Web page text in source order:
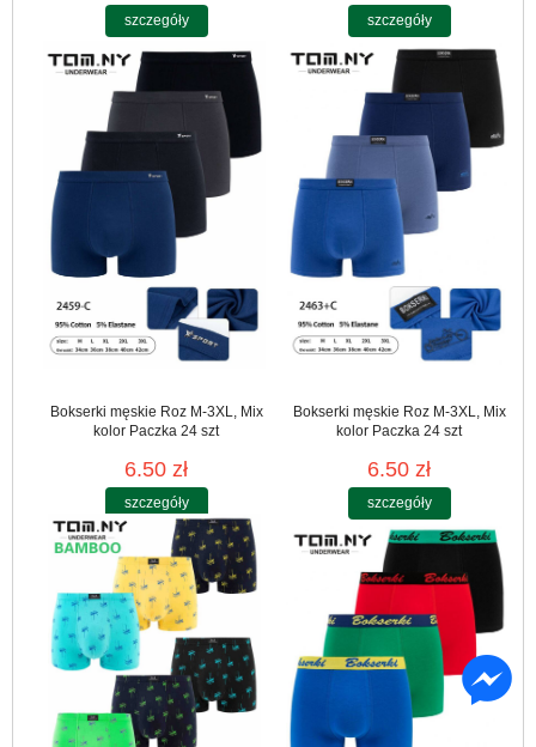
szczegóły szczegóły
Bokserki męskie Roz M-3XL, Mix
kolor Paczka 24 szt
6.50 zł
szczegóły
Bokserki męskie Roz M-3XL, Mix
kolor Paczka 24 szt
6.50 zł
szczegóły